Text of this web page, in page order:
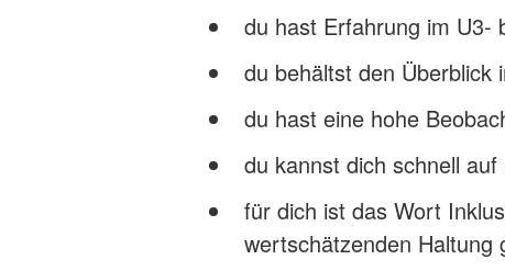
du hast Erfahrung im U3-
du behältst den Überblick
du hast eine hohe
du kannst dich schnell
für dich ist das Wort
wertschätzenden Haltung